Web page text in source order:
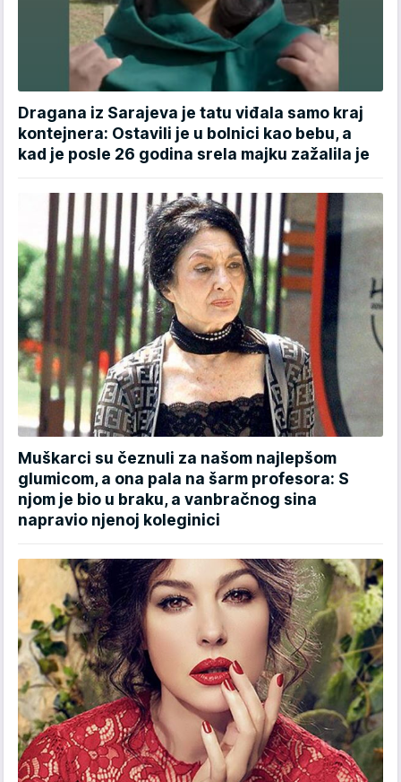
Dragana iz Sarajeva je tatu viđala samo kraj
kontejnera: Ostavili je u bolnici kao bebu, a
kad je posle 26 godina srela majku zažalila je
Muškarci su čeznuli za našom najlepšom
glumicom, a ona pala na šarm profesora: S
njom je bio u braku, a vanbračnog sina
napravio njenoj koleginici